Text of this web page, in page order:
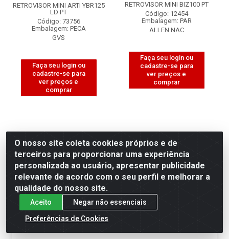
Permitir que a Motociclo envie notificações com
novidades e ofertas exclusivas.
Powered by SendPulse
×
RETROVISOR MINI ARTI YBR125
LD PT
Código: 73756
Embalagem: PECA
GVS
Faça seu login ou
cadastre-se para
ver preços e
comprar
RETROVISOR MINI BIZ100 PT
Código: 12454
Embalagem: PAR
ALLEN NAC
Faça seu login ou
cadastre-se para
ver preços e
comprar
O nosso site coleta cookies próprios e de
terceiros para proporcionar uma experiência
personalizada ao usuário, apresentar publicidade
relevante de acordo com o seu perfil e melhorar a
qualidade do nosso site.
Aceito
Negar não essenciais
Preferências de Cookies